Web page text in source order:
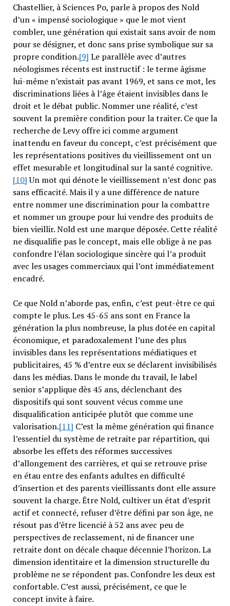
Chastellier, à Sciences Po, parle à propos des Nold
d’un « impensé sociologique » que le mot vient
combler, une génération qui existait sans avoir de nom
pour se désigner, et donc sans prise symbolique sur sa
propre condition.[9] Le parallèle avec d’autres
néologismes récents est instructif : le terme âgisme
lui-même n’existait pas avant 1969, et sans ce mot, les
discriminations liées à l’âge étaient invisibles dans le
droit et le débat public. Nommer une réalité, c’est
souvent la première condition pour la traiter. Ce que la
recherche de Levy offre ici comme argument
inattendu en faveur du concept, c’est précisément que
les représentations positives du vieillissement ont un
effet mesurable et longitudinal sur la santé cognitive.
[10]Un mot qui dénote le vieillissement n’est donc pas
sans efficacité. Mais il y a une différence de nature
entre nommer une discrimination pour la combattre
et nommer un groupe pour lui vendre des produits de
bien vieillir. Nold est une marque déposée. Cette réalité
ne disqualifie pas le concept, mais elle oblige à ne pas
confondre l’élan sociologique sincère qui l’a produit
avec les usages commerciaux qui l’ont immédiatement
encadré.
Ce que Nold n’aborde pas, enfin, c’est peut-être ce qui
compte le plus. Les 45-65 ans sont en France la
génération la plus nombreuse, la plus dotée en capital
économique, et paradoxalement l’une des plus
invisibles dans les représentations médiatiques et
publicitaires, 45 % d’entre eux se déclarent invisibilisés
dans les médias. Dans le monde du travail, le label
senior s’applique dès 45 ans, déclenchant des
dispositifs qui sont souvent vécus comme une
disqualification anticipée plutôt que comme une
valorisation.[11] C’est la même génération qui finance
l’essentiel du système de retraite par répartition, qui
absorbe les effets des réformes successives
d’allongement des carrières, et qui se retrouve prise
en étau entre des enfants adultes en difficulté
d’insertion et des parents vieillissants dont elle assure
souvent la charge. Être Nold, cultiver un état d’esprit
actif et connecté, refuser d’être défini par son âge, ne
résout pas d’être licencié à 52 ans avec peu de
perspectives de reclassement, ni de financer une
retraite dont on décale chaque décennie l’horizon. La
dimension identitaire et la dimension structurelle du
problème ne se répondent pas. Confondre les deux est
confortable. C’est aussi, précisément, ce que le
concept invite à faire.